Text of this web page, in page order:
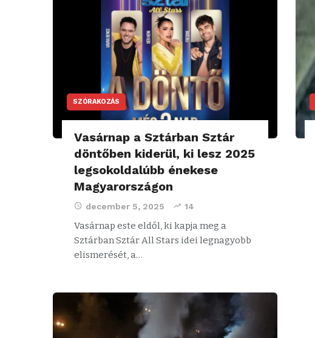
SZÓRAKOZÁS
Vasárnap a Sztárban Sztár
döntőben kiderül, ki lesz 2025
legsokoldalúbb énekese
Magyarországon
december 5, 2025 14
Vasárnap este eldől, ki kapja meg a
Sztárban Sztár All Stars idei legnagyobb
elismerését, a…